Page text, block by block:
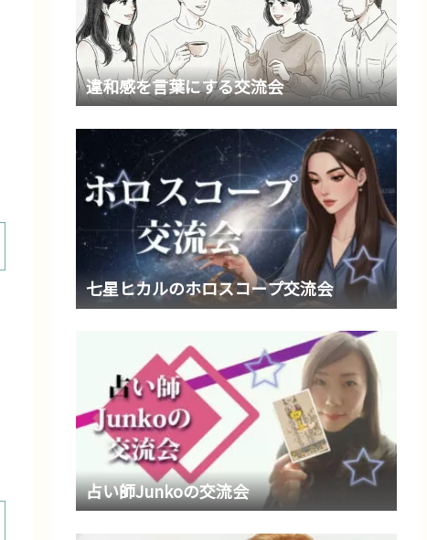
違和感を言葉にする交流会
七星ヒカルのホロスコープ交流会
占い師Junkoの交流会